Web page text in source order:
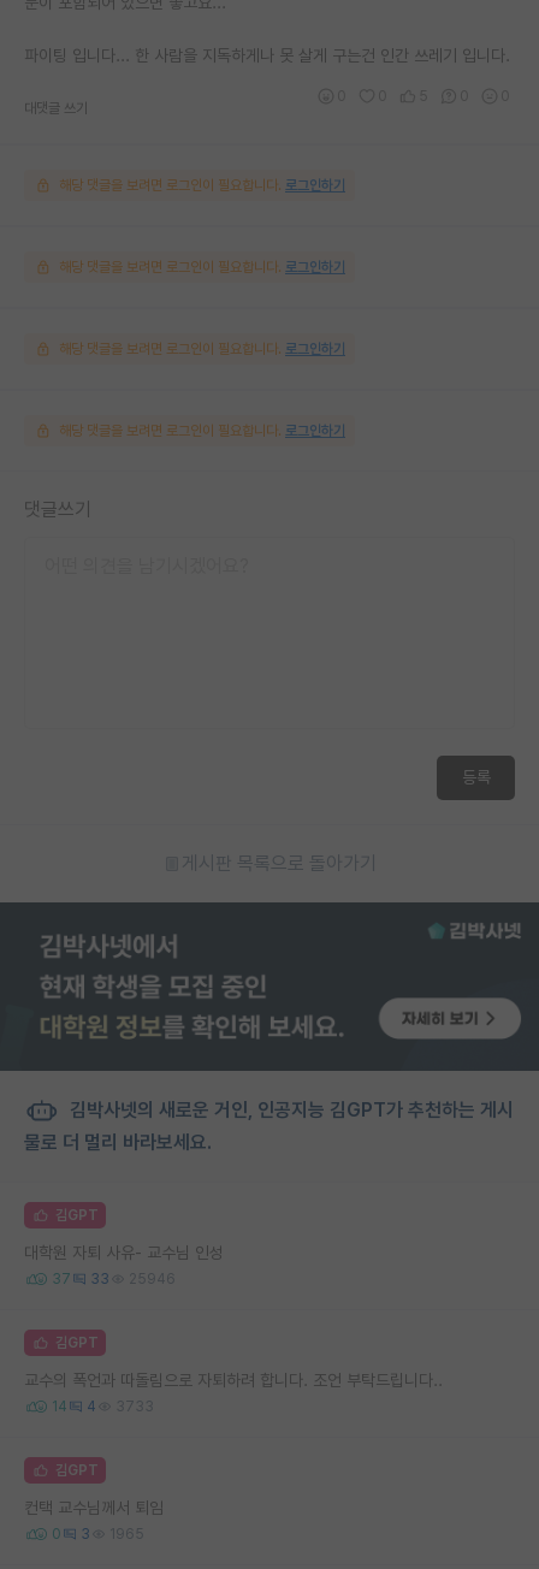
파이팅 입니다... 한 사람을 지독하게나 못 살게 구는건 인간 쓰레기 입니다.
대댓글 쓰기
해당 댓글을 보려면 로그인이 필요합니다. 로그인하기
해당 댓글을 보려면 로그인이 필요합니다. 로그인하기
해당 댓글을 보려면 로그인이 필요합니다. 로그인하기
해당 댓글을 보려면 로그인이 필요합니다. 로그인하기
댓글쓰기
등록
게시판 목록으로 돌아가기
김박사넷의 새로운 거인, 인공지능 김GPT가 추천하는 게시
물로 더 멀리 바라보세요.
김GPT
대학원 자퇴 사유- 교수님 인성
37 33 25946
김GPT
교수의 폭언과 따돌림으로 자퇴하려 합니다. 조언 부탁드립니다..
14 4 3733
김GPT
컨택 교수님께서 퇴임
0 3 1965